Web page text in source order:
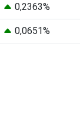
0,2363%
0,0651%